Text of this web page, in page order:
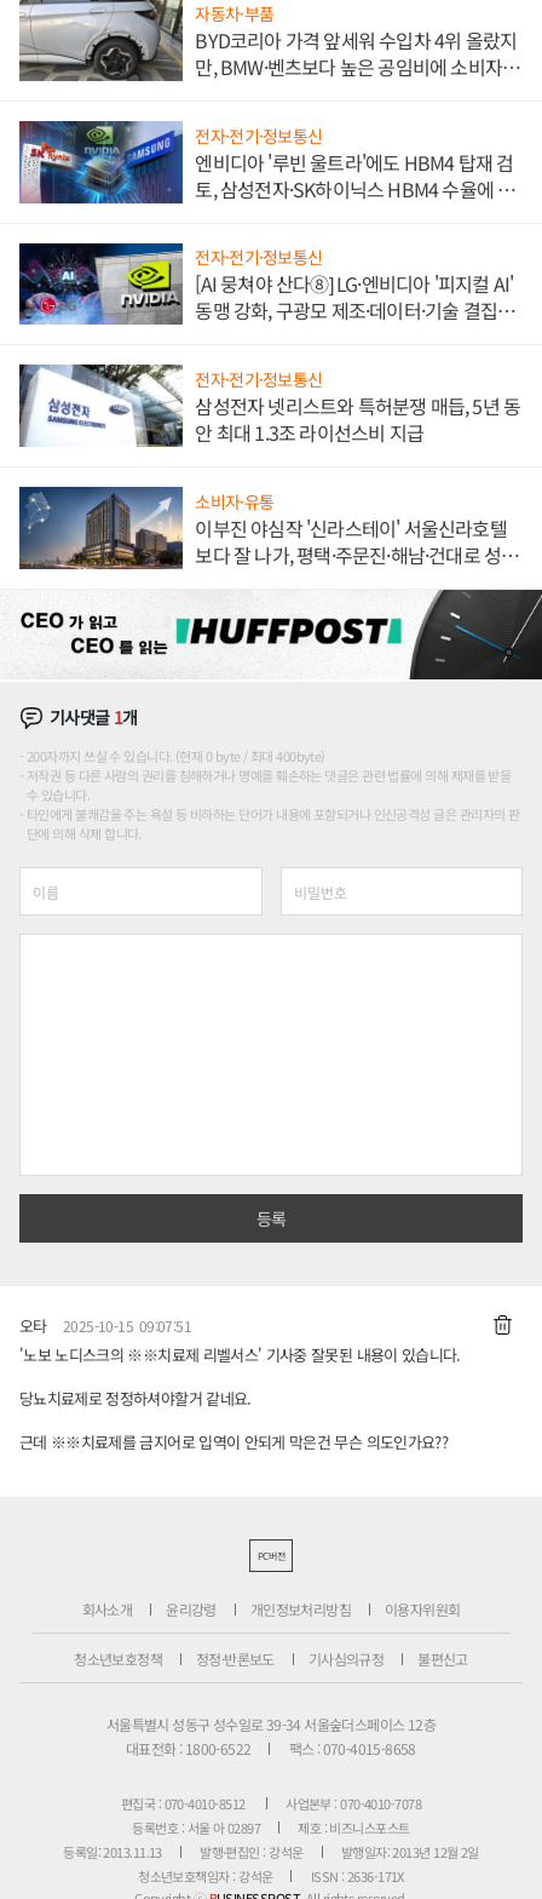
자동차·부품
BYD코리아 가격 앞세워 수입차 4위 올랐지
만, BMW·벤츠보다 높은 공임비에 소비자
전자·전기·정보통신
엔비디아 '루빈 울트라'에도 HBM4 탑재 검
토, 삼성전자·SK하이닉스 HBM4 수율에 주
전자·전기·정보통신
[AI 뭉쳐야 산다⑧] LG·엔비디아 '피지컬 AI'
동맹 강화, 구광모 제조·데이터·기술 결집
전자·전기·정보통신
삼성전자 넷리스트와 특허분쟁 매듭, 5년 동
안 최대 1.3조 라이선스비 지급
소비자·유통
이부진 야심작 '신라스테이' 서울신라호텔
보다 잘 나가, 평택·주문진·해남·건대로 성
기사댓글 1개
200자까지 쓰실 수 있습니다. (현재 0 byte / 최대 400byte)
저작권 등 다른 사람의 권리를 침해하거나 명예를 훼손하는 댓글은 관련 법률에 의해 제재를 받을
수 있습니다.
타인에게 불쾌감을 주는 욕설 등 비하하는 단어가 내용에 포함되거나 인신공격성 글은 관리자의 판
단에 의해 삭제 합니다.
오타 2025-10-15 09:07:51
'노보 노디스크의 ※※치료제 리벨서스' 기사중 잘못된 내용이 있습니다.
당뇨치료제로 정정하셔야할거 같네요.
근데 ※※치료제를 금지어로 입역이 안되게 막은건 무슨 의도인가요??
PC버전
회사소개 윤리강령 개인정보처리방침 이용자위원회
청소년보호정책 정정·반론보도 기사심의규정 불편신고
서울특별시 성동구 성수일로 39-34 서울숲더스페이스 12층
대표전화 : 1800-6522
팩스 : 070-4015-8658
편집국 : 070-4010-8512
사업본부 : 070-4010-7078
등록번호 : 서울 아 02897
제호 : 비즈니스포스트
등록일: 2013.11.13
발행·편집인 : 강석운
발행일자: 2013년 12월 2일
청소년보호책임자 : 강석운
ISSN : 2636-171X